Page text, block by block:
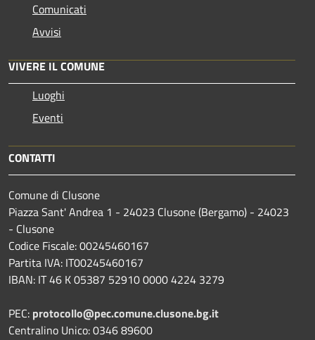
Comunicati
Avvisi
VIVERE IL COMUNE
Luoghi
Eventi
CONTATTI
Comune di Clusone
Piazza Sant' Andrea 1 - 24023 Clusone (Bergamo) - 24023
- Clusone
Codice Fiscale: 00245460167
Partita IVA: IT00245460167
IBAN: IT 46 K 05387 52910 0000 4224 3279
PEC: protocollo@pec.comune.clusone.bg.it
Centralino Unico: 0346 89600